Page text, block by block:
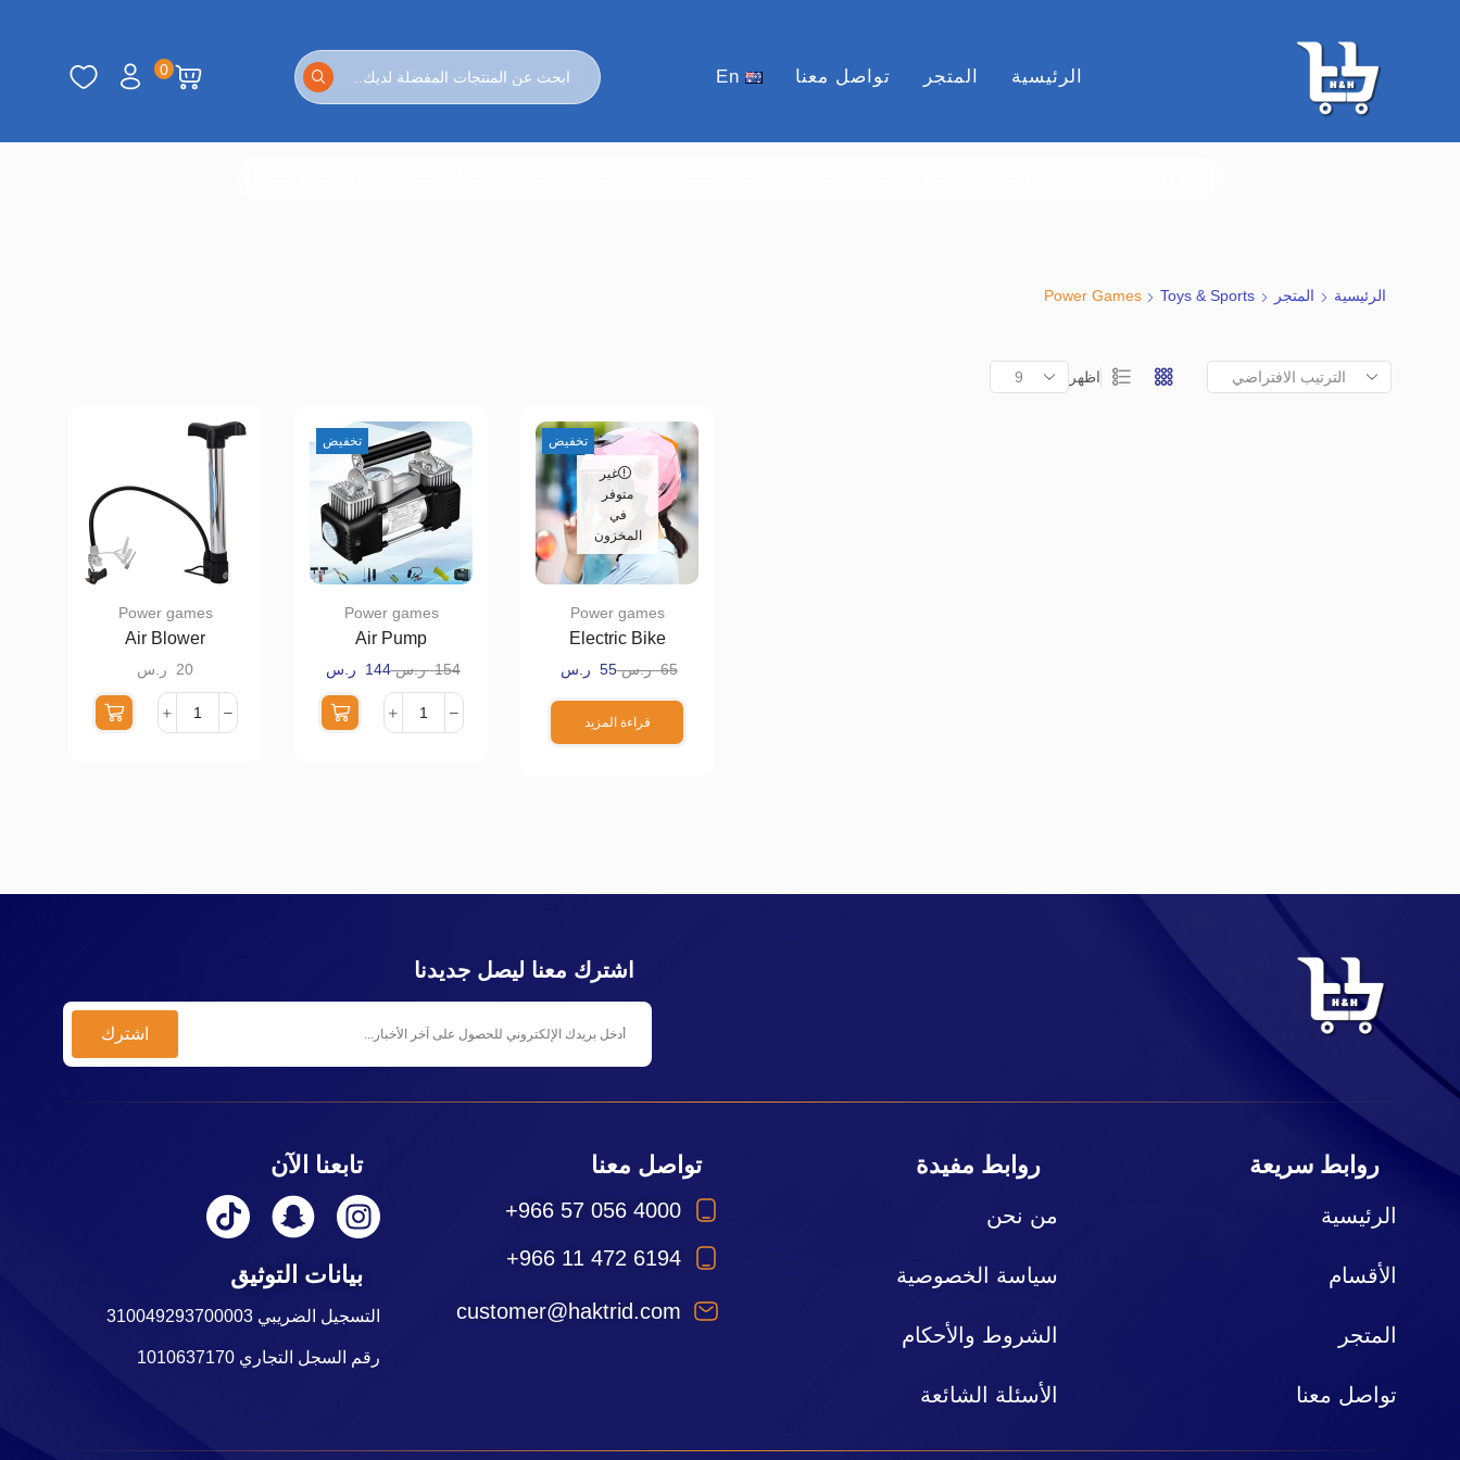
الرئيسية المتجر تواصل معنا En
0
الرئيسية المتجر Toys & Sports
Power Games
اظهر
Power games
Air Blower
20 ر.س
تخفيض
Power games
Air Pump
154 ر.س144 ر.س
تخفيض
غير
متوفر
في
المخزون
Power games
Electric Bike
Handlebar
65 ر.س55 ر.س
قراءة المزيد
اشترك معنا ليصل جديدنا
روابط سريعة
الرئيسية
الأقسام
المتجر
تواصل معنا
روابط مفيدة
من نحن
سياسة الخصوصية
الشروط والأحكام
الأسئلة الشائعة
تواصل معنا
+966 57 056 4000
+966 11 472 6194
customer@haktrid.com
تابعنا الآن
بيانات التوثيق
التسجيل الضريبي 310049293700003
رقم السجل التجاري 1010637170